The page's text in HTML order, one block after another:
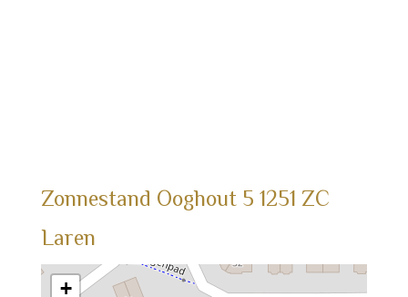
Zonnestand Ooghout 5 1251 ZC
Laren
+